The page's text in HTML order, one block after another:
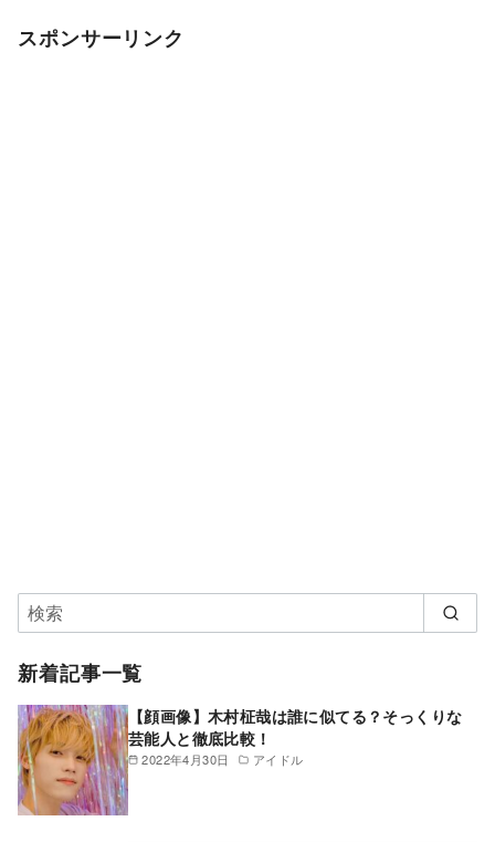
スポンサーリンク
新着記事一覧
2022年4月30日 アイドル
【顔画像】木村柾哉は誰に似てる？そっくりな
芸能人と徹底比較！